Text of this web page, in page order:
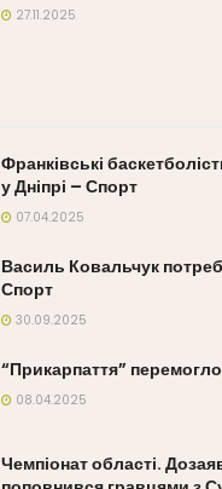
27.11.2025
Франківські
у Дніпрі – Спорт
07.04.2025
Василь Ковальчук
Спорт
30.09.2025
“Прикарпаття”
08.04.2025
Чемпіонат області.